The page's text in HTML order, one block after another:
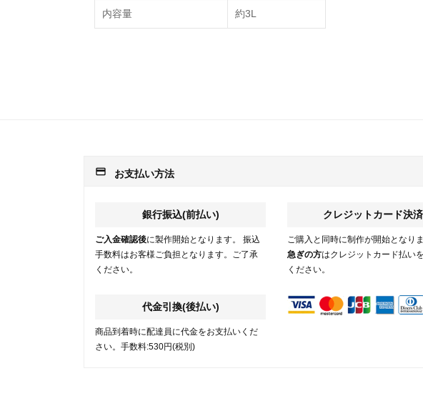
内容量 約3L
payment お支払い方法
銀行振込(前払い)
ご入金確認後に製作開始となります。 振込
手数料はお客様ご負担となります。ご了承
ください。
代金引換(後払い)
商品到着時に配達員に代金をお支払いくだ
さい。手数料:530円(税別)
クレジットカード決済
ご購入と同時に制作が開始となりま
急ぎの方はクレジットカード払い
ください。